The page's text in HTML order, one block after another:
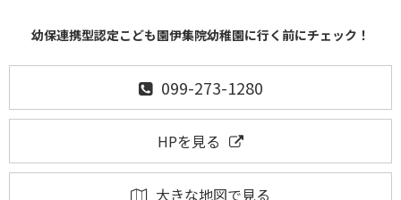
幼保連携型認定こども園伊集院幼稚園に行く前にチェック！
099-273-1280
HPを見る
大きな地図で見る